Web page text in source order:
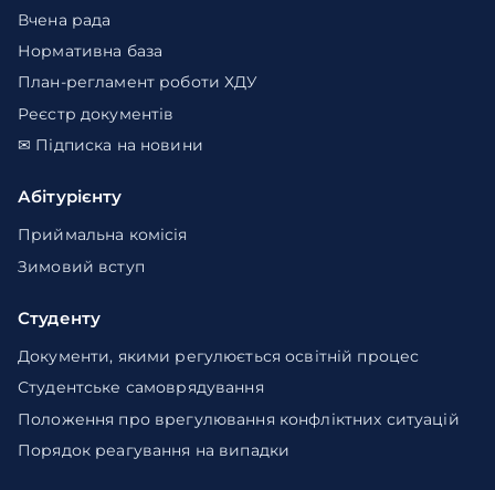
Вчена рада
Нормативна база
План-регламент роботи ХДУ
Реєстр документів
✉ Підписка на новини
Абітурієнту
Приймальна комісія
Зимовий вступ
Студенту
Документи, якими регулюється освітній процес
Студентське самоврядування
Положення про врегулювання конфліктних ситуацій
Порядок реагування на випадки